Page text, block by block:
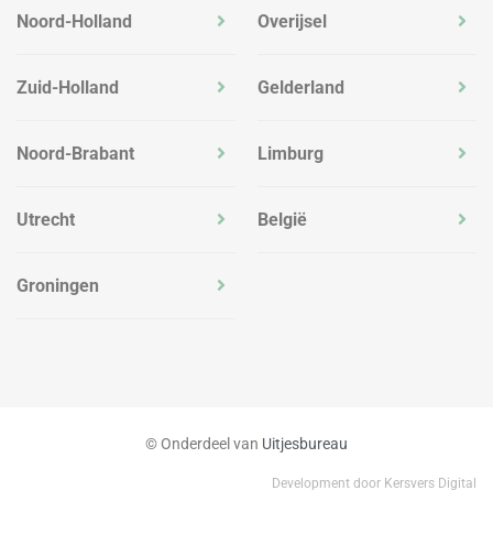
Noord-Holland
Zuid-Holland
Noord-Brabant
Utrecht
Groningen
Overijsel
Gelderland
Limburg
België
© Onderdeel van Uitjesbureau
Development door Kersvers Digital